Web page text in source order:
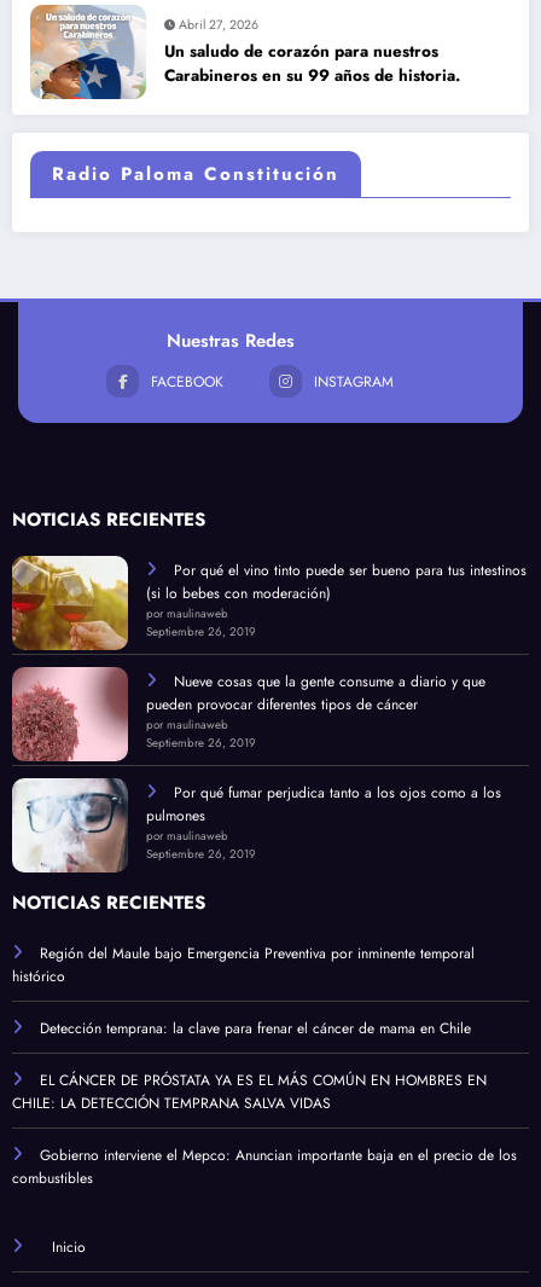
Abril 27, 2026
Un saludo de corazón para nuestros
Carabineros en su 99 años de historia.
Radio Paloma Constitución
Nuestras Redes
FACEBOOK INSTAGRAM
NOTICIAS RECIENTES
Por qué el vino tinto puede ser bueno para tus intestinos
(si lo bebes con moderación)
por maulinaweb
Septiembre 26, 2019
Nueve cosas que la gente consume a diario y que
pueden provocar diferentes tipos de cáncer
por maulinaweb
Septiembre 26, 2019
Por qué fumar perjudica tanto a los ojos como a los
pulmones
por maulinaweb
Septiembre 26, 2019
NOTICIAS RECIENTES
Región del Maule bajo Emergencia Preventiva por inminente temporal
histórico
Detección temprana: la clave para frenar el cáncer de mama en Chile
EL CÁNCER DE PRÓSTATA YA ES EL MÁS COMÚN EN HOMBRES EN
CHILE: LA DETECCIÓN TEMPRANA SALVA VIDAS
Gobierno interviene el Mepco: Anuncian importante baja en el precio de los
combustibles
Inicio